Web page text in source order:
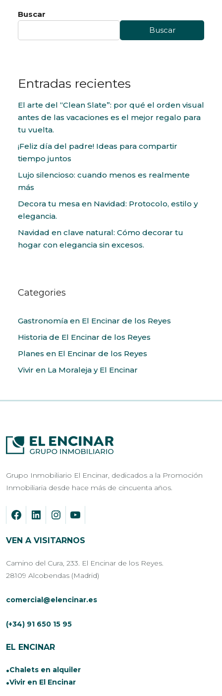
Buscar
Buscar
Entradas recientes
El arte del “Clean Slate”: por qué el orden visual
antes de las vacaciones es el mejor regalo para
tu vuelta.
¡Feliz día del padre! Ideas para compartir
tiempo juntos
Lujo silencioso: cuando menos es realmente
más
Decora tu mesa en Navidad: Protocolo, estilo y
elegancia.
Navidad en clave natural: Cómo decorar tu
hogar con elegancia sin excesos.
Categories
Gastronomía en El Encinar de los Reyes
Historia de El Encinar de los Reyes
Planes en El Encinar de los Reyes
Vivir en La Moraleja y El Encinar
Grupo Inmobiliario El Encinar, dedicados a la Promoción
Inmobiliaria desde hace más de cincuenta años.
VEN A VISITARNOS
Camino del Cura, 233. El Encinar de los Reyes.
28109 Alcobendas (Madrid)
comercial@elencinar.es
(+34) 91 650 15 95
EL ENCINAR
Chalets en alquiler
Vivir en El Encinar